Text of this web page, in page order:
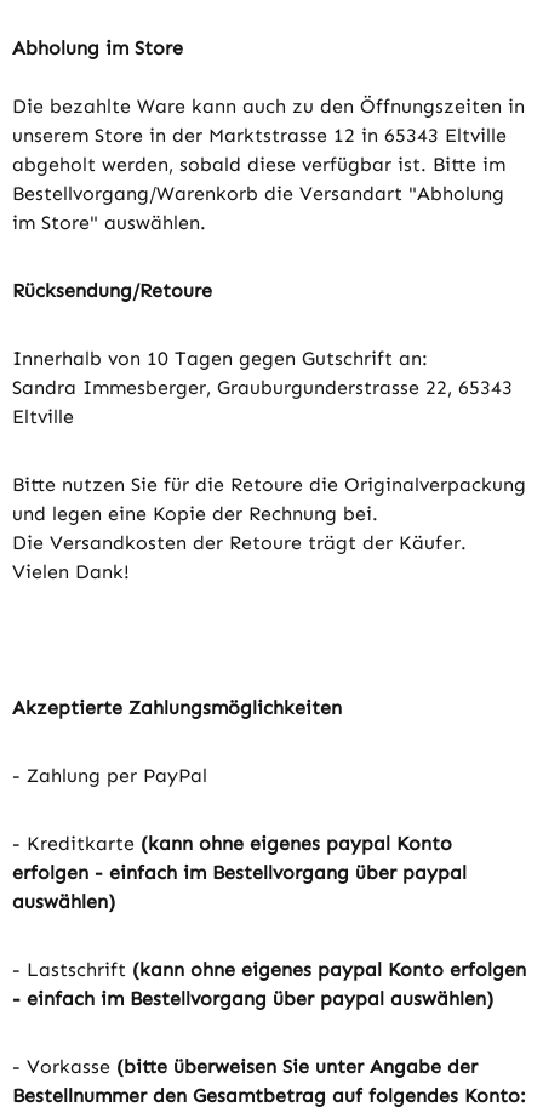
Abholung im Store
Die bezahlte Ware kann auch zu den Öffnungszeiten in
unserem Store in der Marktstrasse 12 in 65343 Eltville
abgeholt werden, sobald diese verfügbar ist. Bitte im
Bestellvorgang/Warenkorb die Versandart "Abholung
im Store" auswählen.
Rücksendung/Retoure
Innerhalb von 10 Tagen gegen Gutschrift an:
Sandra Immesberger, Grauburgunderstrasse 22, 65343
Eltville
Bitte nutzen Sie für die Retoure die Originalverpackung
und legen eine Kopie der Rechnung bei.
Die Versandkosten der Retoure trägt der Käufer.
Vielen Dank!
Akzeptierte Zahlungsmöglichkeiten
- Zahlung per PayPal
- Kreditkarte (kann ohne eigenes paypal Konto
erfolgen - einfach im Bestellvorgang über paypal
auswählen)
- Lastschrift (kann ohne eigenes paypal Konto erfolgen
- einfach im Bestellvorgang über paypal auswählen)
- Vorkasse (bitte überweisen Sie unter Angabe der
Bestellnummer den Gesamtbetrag auf folgendes Konto: